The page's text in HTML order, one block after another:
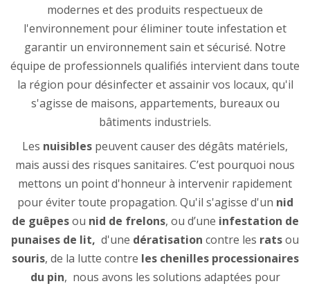
modernes et des produits respectueux de
l'environnement pour éliminer toute infestation et
garantir un environnement sain et sécurisé. Notre
équipe de professionnels qualifiés intervient dans toute
la région pour désinfecter et assainir vos locaux, qu'il
s'agisse de maisons, appartements, bureaux ou
bâtiments industriels.
Les nuisibles peuvent causer des dégâts matériels,
mais aussi des risques sanitaires. C’est pourquoi nous
mettons un point d'honneur à intervenir rapidement
pour éviter toute propagation. Qu'il s'agisse d'un nid
de guêpesou nid de frelons, ou d’une infestation de
punaises de lit, d'une dératisation contre les ratsou
souris, de la lutte contre les chenilles processionaires
du pin, nous avons les solutions adaptées pour